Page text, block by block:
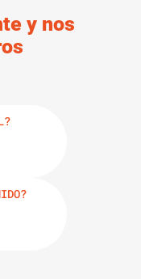
campaña
y nos